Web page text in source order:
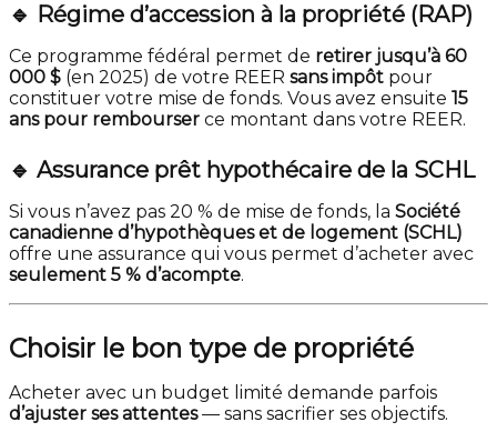
🔹 Régime d’accession à la propriété (RAP)
Ce programme fédéral permet de retirer jusqu’à 60
000 $ (en 2025) de votre REER sans impôt pour
constituer votre mise de fonds. Vous avez ensuite 15
ans pour rembourser ce montant dans votre REER.
🔹 Assurance prêt hypothécaire de la SCHL
Si vous n’avez pas 20 % de mise de fonds, la Société
canadienne d’hypothèques et de logement (SCHL)
offre une assurance qui vous permet d’acheter avec
seulement 5 % d’acompte.
Choisir le bon type de propriété
Acheter avec un budget limité demande parfois
d’ajuster ses attentes— sans sacrifier ses objectifs.